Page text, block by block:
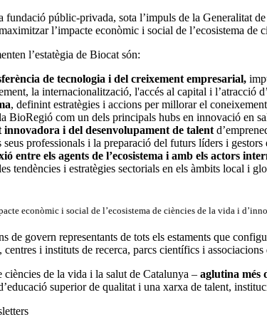
públic-privada, sota l’impuls de la Generalitat
l’impacte econòmic i social de l’ecosistema
l’estatègia de Biocat són:
de tecnologia i del creixement empresarial,
la internacionalització, l'accés al capital i l’atracció
, definint estratègies i accions per millorar el
BioRegió com un dels principals hubs en innovació en
innovadora i del desenvolupament de talent
professionals i la preparació del futurs líders i gestors
entre els agents de l’ecosistema i amb els actors
tendències i estratègies sectorials en els àmbits local i
econòmic i social de l’ecosistema de ciències de la vida i
de govern representants de tots els estaments que
i instituts de recerca, parcs científics i associacions
de la vida i la salut de Catalunya – aglutina més
superior de qualitat i una xarxa de talent,